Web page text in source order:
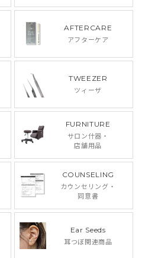
AFTERCARE
アフターケア
TWEEZER
ツィーザ
FURNITURE
サロン什器・
店舗用品
COUNSELING
カウンセリング・
同意書
Ear Seeds
耳つぼ関連商品